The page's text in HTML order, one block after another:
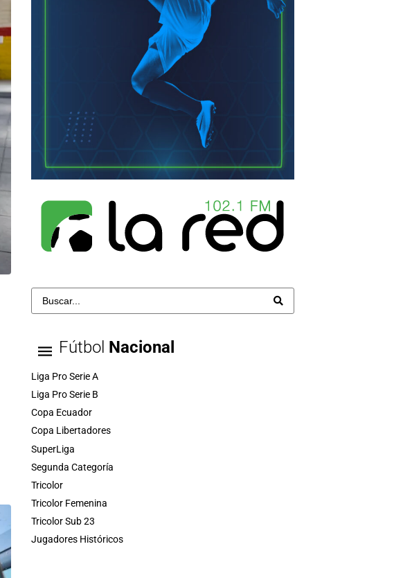
Fútbol Nacional
Liga Pro Serie A
Liga Pro Serie B
Copa Ecuador
Copa Libertadores
SuperLiga
Segunda Categoría
Tricolor
Tricolor Femenina
Tricolor Sub 23
Jugadores Históricos